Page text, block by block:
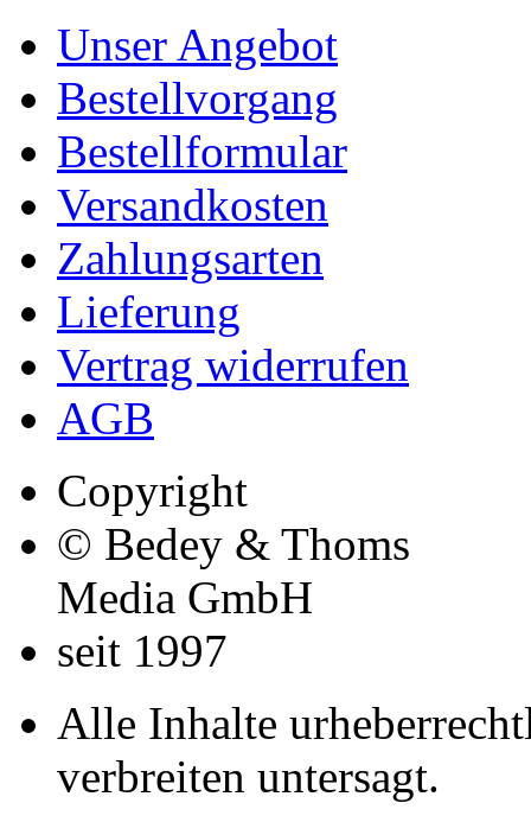
Unser Angebot
Bestellvorgang
Bestellformular
Versandkosten
Zahlungsarten
Lieferung
Vertrag widerrufen
AGB
Copyright
© Bedey & Thoms
Media GmbH
seit 1997
Alle Inhalte
verbreiten untersagt.